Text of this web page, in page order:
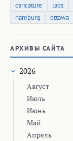
caricature
laos
hamburg
ottawa
АРХИВЫ САЙТА
2026
Август
Июль
Июнь
Май
Апрель